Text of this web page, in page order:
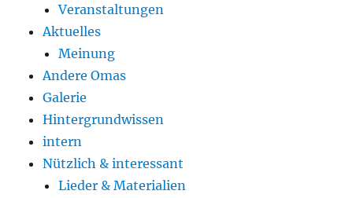
Veranstaltungen
Aktuelles
Meinung
Andere Omas
Galerie
Hintergrundwissen
intern
Nützlich & interessant
Lieder & Materialien